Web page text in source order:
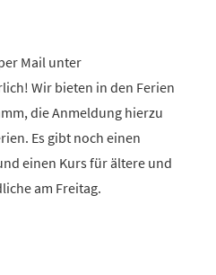
Mail unter
Wir bieten in den Ferien
die Anmeldung hierzu
Es gibt noch einen
einen Kurs für ältere und
am Freitag.